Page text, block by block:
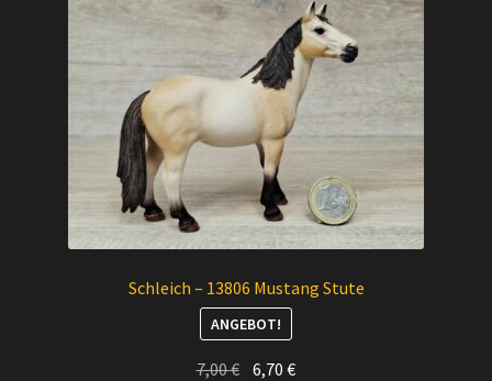
Schleich – 13806 Mustang Stute
ANGEBOT!
7,00€ Ursprünglicher
6,70€Aktueller